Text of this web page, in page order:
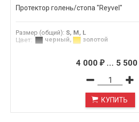
Протектор голень/стопа "Reyvel"
Размер (общий): S, M, L
Цвет: черный, золотой
4 000 ₽... 5 500
КУПИТЬ